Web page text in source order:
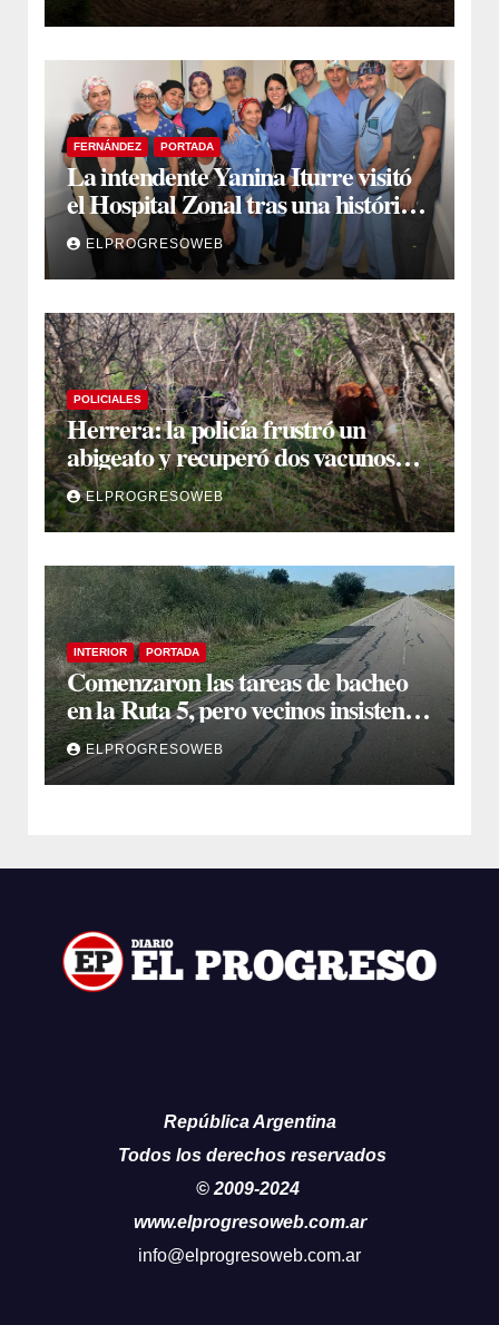
FERNÁNDEZ PORTADA
La intendente Yanina Iturre visitó
el Hospital Zonal tras una histórica
jornada de intervenciones
laparoscópicas
ELPROGRESOWEB
POLICIALES
Herrera: la policía frustró un
abigeato y recuperó dos vacunos
ocultos en una zona montuosa
ELPROGRESOWEB
INTERIOR PORTADA
Comenzaron las tareas de bacheo
en la Ruta 5, pero vecinos insisten
en un reclamo integral
ELPROGRESOWEB
República Argentina
Todos los derechos reservados
© 2009-2024
www.elprogresoweb.com.ar
info@elprogresoweb.com.ar